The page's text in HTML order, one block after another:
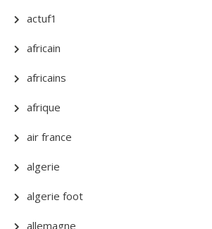
actuf1
africain
africains
afrique
air france
algerie
algerie foot
allemagne